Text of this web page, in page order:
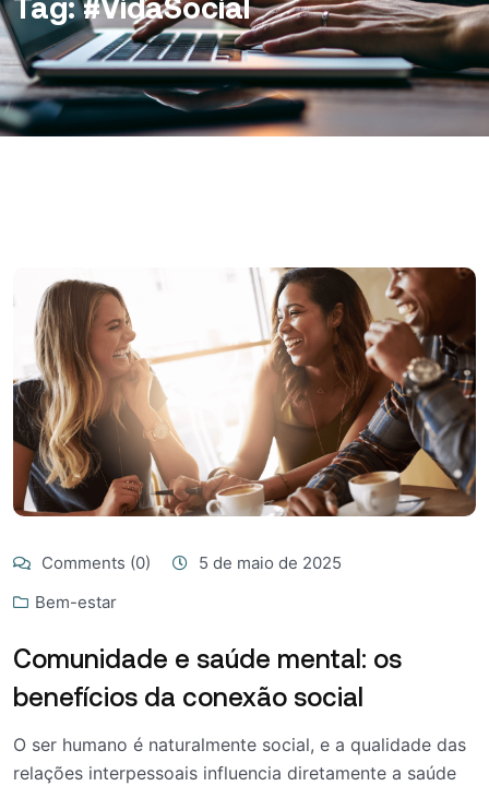
Comments (0)
5 de maio de 2025
Bem-estar
Comunidade e saúde mental: os
benefícios da conexão social
O ser humano é naturalmente social, e a qualidade das
relações interpessoais influencia diretamente a saúde